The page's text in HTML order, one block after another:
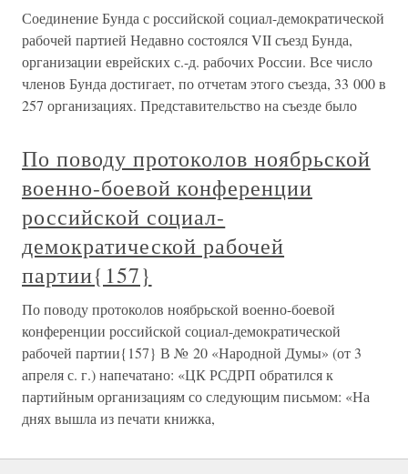
Соединение Бунда с российской социал-демократической
рабочей партией Недавно состоялся VII съезд Бунда,
организации еврейских с.-д. рабочих России. Все число
членов Бунда достигает, по отчетам этого съезда, 33 000 в
257 организациях. Представительство на съезде было
По поводу протоколов ноябрьской
военно-боевой конференции
российской социал-
демократической рабочей
партии{157}
По поводу протоколов ноябрьской военно-боевой
конференции российской социал-демократической
рабочей партии{157} В № 20 «Народной Думы» (от 3
апреля с. г.) напечатано: «ЦК РСДРП обратился к
партийным организациям со следующим письмом: «На
днях вышла из печати книжка,